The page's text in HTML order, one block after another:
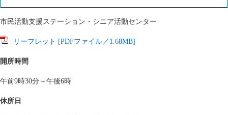
市民活動支援ステーション・シニア活動センター
リーフレット [PDFファイル／1.68MB]
開所時間
午前9時30分～午後6時
休所日